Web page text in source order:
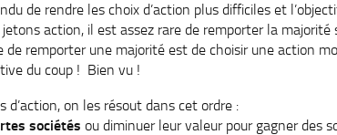
de rendre les choix d’action plus difficiles et
action, il est assez rare de remporter la majorité
de remporter une majorité est de choisir une action
du coup ! Bien vu !
d’action, on les résout dans cet ordre :
sociétés ou diminuer leur valeur pour gagner des